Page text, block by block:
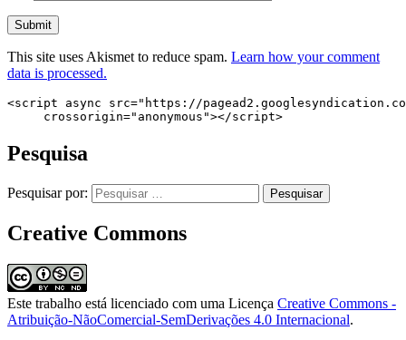
This site uses Akismet to reduce spam. Learn how your comment
data is processed.
<script async src="https://
     crossorigin="anonymous"></script>
Pesquisa
Pesquisar por:
Creative Commons
Este trabalho está licenciado com uma Licença Creative Commons -
Atribuição-NãoComercial-SemDerivações 4.0 Internacional.